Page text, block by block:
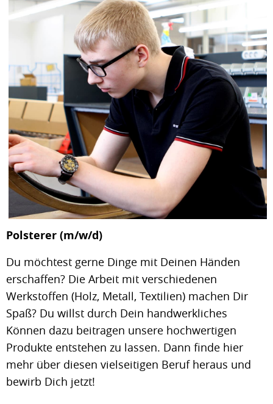
Polsterer (m/w/d)
Du möchtest gerne Dinge mit Deinen Händen
erschaffen? Die Arbeit mit verschiedenen
Werkstoffen (Holz, Metall, Textilien) machen Dir
Spaß? Du willst durch Dein handwerkliches
Können dazu beitragen unsere hochwertigen
Produkte entstehen zu lassen. Dann finde hier
mehr über diesen vielseitigen Beruf heraus und
bewirb Dich jetzt!